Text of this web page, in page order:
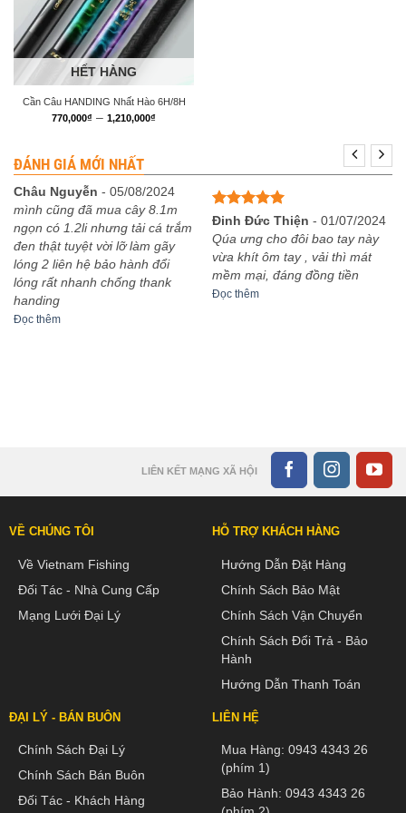
HẾT HÀNG
Cần Câu HANDING Nhất Hào 6H/8H
770,000₫ – 1,210,000₫
1,210,000₫
ĐÁNH GIÁ MỚI NHẤT
Châu Nguyễn - 05/08/2024
mình cũng đã mua cây 8.1m
ngọn có 1.2li nhưng tải cá trắm
đen thật tuyệt vời lỡ làm gãy
lóng 2 liên hệ bảo hành đổi
lóng rất nhanh chống thank
handing
Đọc thêm
Được xếp
hạng
sao
Đinh Đức Thiện - 01/07/2024
Qúa ưng cho đôi bao tay này
vừa khít ôm tay , vải thì mát
mềm mại, đáng đồng tiền
Đọc thêm
LIÊN KẾT MẠNG XÃ HỘI
VỀ CHÚNG TÔI
Về Vietnam Fishing
Đối Tác - Nhà Cung Cấp
Mạng Lưới Đại Lý
HỖ TRỢ KHÁCH HÀNG
Hướng Dẫn Đặt Hàng
Chính Sách Bảo Mật
Chính Sách Vận Chuyển
Chính Sách Đổi Trả - Bảo
Hành
Hướng Dẫn Thanh Toán
ĐẠI LÝ - BÁN BUÔN
Chính Sách Đại Lý
Chính Sách Bán Buôn
Đối Tác - Khách Hàng
LIÊN HỆ
Mua Hàng: 0943 4343 26
(phím 1)
Bảo Hành: 0943 4343 26